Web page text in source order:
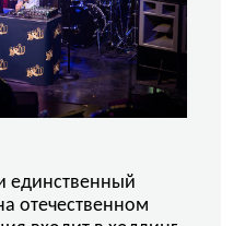
единственный
отечественном